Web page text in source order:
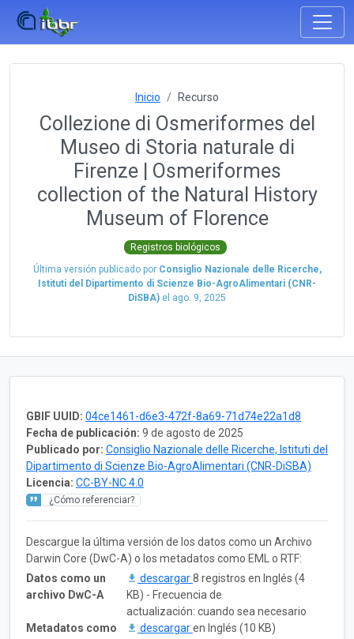
Inicio Recurso
Collezione di Osmeriformes del
Museo di Storia naturale di
Firenze | Osmeriformes
collection of the Natural History
Museum of Florence
Registros biológicos
Última versión publicado por Consiglio Nazionale delle Ricerche,
Istituti del Dipartimento di Scienze Bio-AgroAlimentari (CNR-
DiSBA) el ago. 9, 2025
GBIF UUID: 04ce1461-d6e3-472f-8a69-71d74e22a1d8
Fecha de publicación: 9 de agosto de 2025
Publicado por: Consiglio Nazionale delle Ricerche, Istituti del
Dipartimento di Scienze Bio-AgroAlimentari (CNR-DiSBA)
Licencia: CC-BY-NC 4.0
¿Cómo referenciar?
Descargue la última versión de los datos como un Archivo
Darwin Core (DwC-A) o los metadatos como EML o RTF:
Datos como un
archivo DwC-A
descargar8 registros en Inglés (4
KB) - Frecuencia de
actualización: cuando sea necesario
Metadatos como
descargaren Inglés (10 KB)